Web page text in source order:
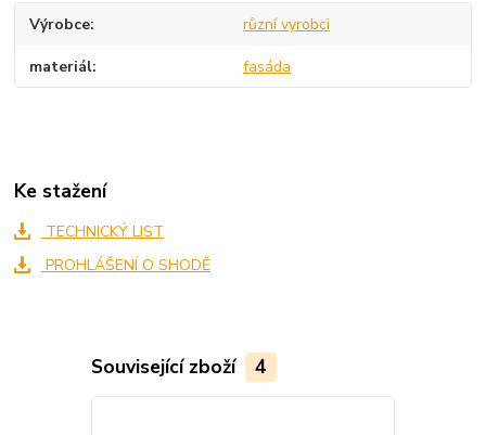
Výrobce různí vyrobci
materiál fasáda
Ke stažení
TECHNICKÝ LIST
PROHLÁŠENÍ O SHODĚ
Související zboží 4